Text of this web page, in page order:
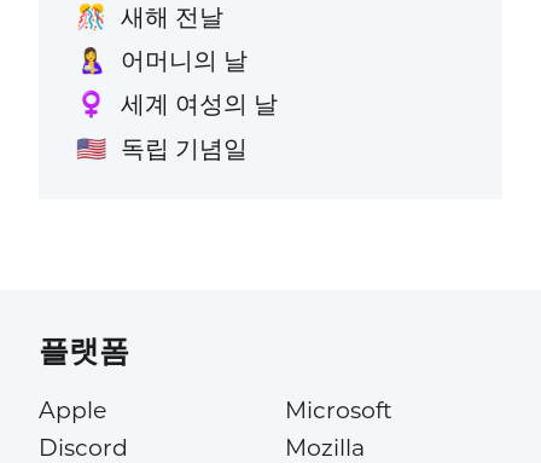
🎊 새해 전날
🤱 어머니의 날
♀️ 세계 여성의 날
🇺🇸 독립 기념일
플랫폼
Apple
Discord
Microsoft
Mozilla